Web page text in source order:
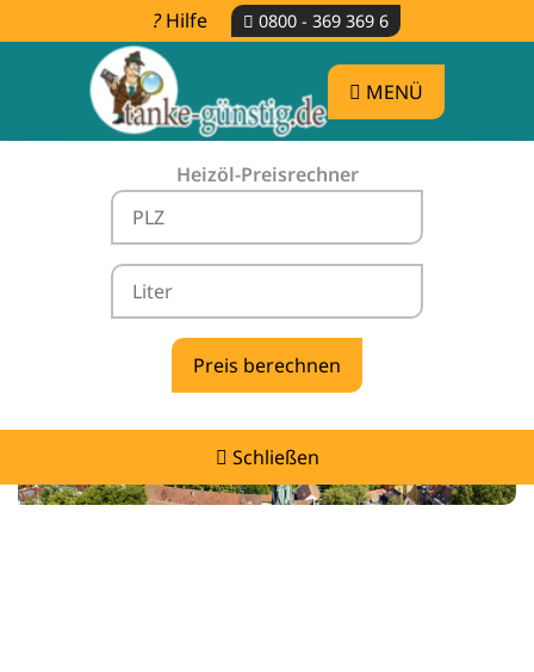
Hilfe 0800 - 369 369 6
MENÜ
Heizöl-Preisrechner
Schließen
Heizölpreise Bärenthal -
vergleichen & günstig tanken